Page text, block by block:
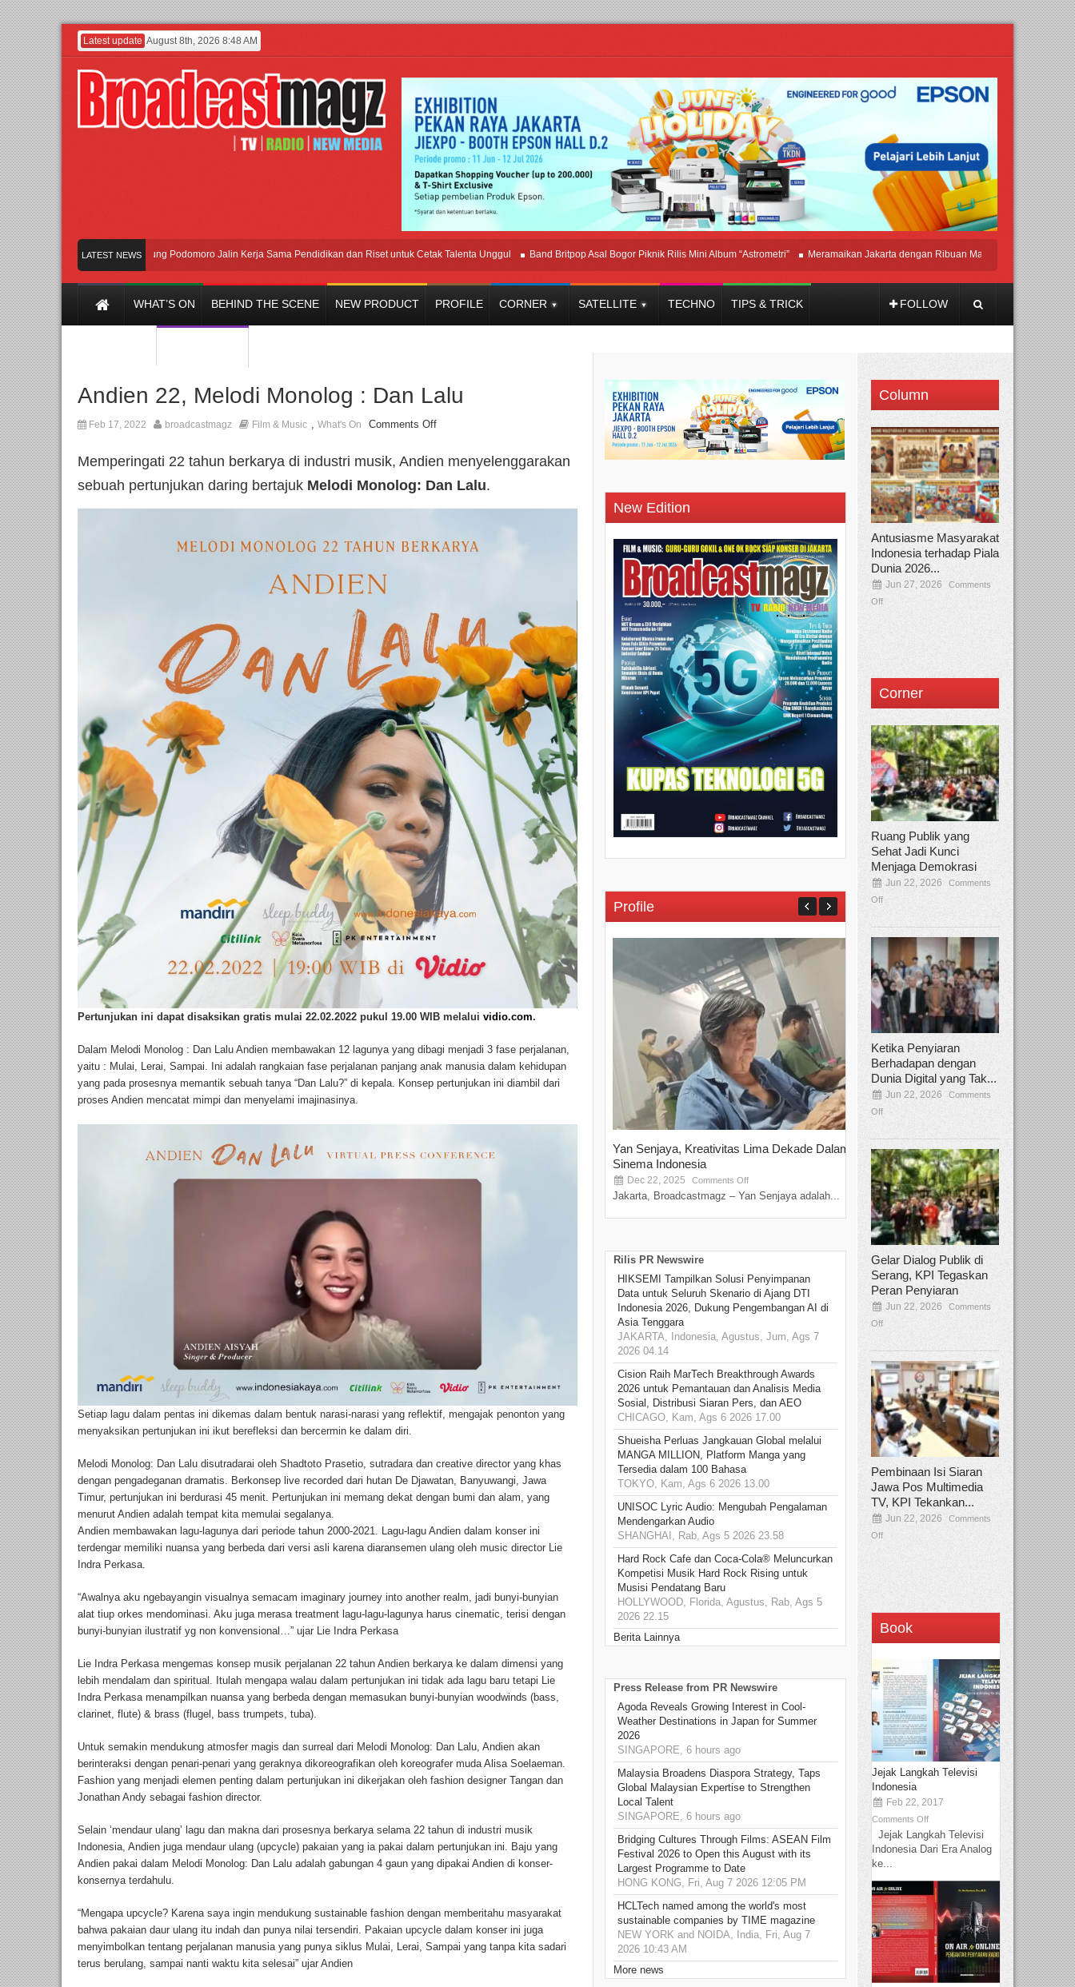
Latest update August 8th, 2026 8:48 AM
LATEST NEWS
UI dan Universitas Agung Podomoro Jalin Kerja Sama Pendidikan dan Riset untuk Cetak Talenta Unggul Band Britpop Asal Bogor Piknik Rilis Mini Album “Astrometri” Meramaikan Jakarta dengan Ribuan Mainan dan Produk Bayi dari
WHAT’S ON BEHIND THE SCENE NEW PRODUCT PROFILE CORNER SATELLITE TECHNO TIPS & TRICK FOLLOW
Andien 22, Melodi Monolog : Dan Lalu
Feb 17, 2022 broadcastmagz Film & Music , What's On Comments Off
Memperingati 22 tahun berkarya di industri musik, Andien menyelenggarakan
sebuah pertunjukan daring bertajuk Melodi Monolog: Dan Lalu.
Pertunjukan ini dapat disaksikan gratis mulai 22.02.2022 pukul 19.00 WIB melalui vidio.com.
Dalam Melodi Monolog : Dan Lalu Andien membawakan 12 lagunya yang dibagi menjadi 3 fase perjalanan,
yaitu : Mulai, Lerai, Sampai. Ini adalah rangkaian fase perjalanan panjang anak manusia dalam kehidupan
yang pada prosesnya memantik sebuah tanya “Dan Lalu?” di kepala. Konsep pertunjukan ini diambil dari
proses Andien mencatat mimpi dan menyelami imajinasinya.
Setiap lagu dalam pentas ini dikemas dalam bentuk narasi-narasi yang reflektif, mengajak penonton yang
menyaksikan pertunjukan ini ikut berefleksi dan bercermin ke dalam diri.
Melodi Monolog: Dan Lalu disutradarai oleh Shadtoto Prasetio, sutradara dan creative director yang khas
dengan pengadeganan dramatis. Berkonsep live recorded dari hutan De Djawatan, Banyuwangi, Jawa
Timur, pertunjukan ini berdurasi 45 menit. Pertunjukan ini memang dekat dengan bumi dan alam, yang
menurut Andien adalah tempat kita memulai segalanya.
Andien membawakan lagu-lagunya dari periode tahun 2000-2021. Lagu-lagu Andien dalam konser ini
terdengar memiliki nuansa yang berbeda dari versi asli karena diaransemen ulang oleh music director Lie
Indra Perkasa.
“Awalnya aku ngebayangin visualnya semacam imaginary journey into another realm, jadi bunyi-bunyian
alat tiup orkes mendominasi. Aku juga merasa treatment lagu-lagu-lagunya harus cinematic, terisi dengan
bunyi-bunyian ilustratif yg non konvensional…” ujar Lie Indra Perkasa
Lie Indra Perkasa mengemas konsep musik perjalanan 22 tahun Andien berkarya ke dalam dimensi yang
lebih mendalam dan spiritual. Itulah mengapa walau dalam pertunjukan ini tidak ada lagu baru tetapi Lie
Indra Perkasa menampilkan nuansa yang berbeda dengan memasukan bunyi-bunyian woodwinds (bass,
clarinet, flute) & brass (flugel, bass trumpets, tuba).
Untuk semakin mendukung atmosfer magis dan surreal dari Melodi Monolog: Dan Lalu, Andien akan
berinteraksi dengan penari-penari yang geraknya dikoreografikan oleh koreografer muda Alisa Soelaeman.
Fashion yang menjadi elemen penting dalam pertunjukan ini dikerjakan oleh fashion designer Tangan dan
Jonathan Andy sebagai fashion director.
Selain ‘mendaur ulang’ lagu dan makna dari prosesnya berkarya selama 22 tahun di industri musik
Indonesia, Andien juga mendaur ulang (upcycle) pakaian yang ia pakai dalam pertunjukan ini. Baju yang
Andien pakai dalam Melodi Monolog: Dan Lalu adalah gabungan 4 gaun yang dipakai Andien di konser-
konsernya terdahulu.
“Mengapa upcycle? Karena saya ingin mendukung sustainable fashion dengan memberitahu masyarakat
bahwa pakaian daur ulang itu indah dan punya nilai tersendiri. Pakaian upcycle dalam konser ini juga
menyimbolkan tentang perjalanan manusia yang punya siklus Mulai, Lerai, Sampai yang tanpa kita sadari
terus berulang, sampai nanti waktu kita selesai” ujar Andien
New Edition
Profile
Yan Senjaya, Kreativitas Lima Dekade Dalam
Sinema Indonesia
Dec 22, 2025 Comments Off
Jakarta, Broadcastmagz – Yan Senjaya adalah...
Tamee Irelly Menjadi Juri Open
Film Terbaru...
Sep 08, 2025 Comments Off
Bekasi, Broadcastmagz – Dalam upaya
talenta...
Rilis PR Newswire
HIKSEMI Tampilkan Solusi Penyimpanan
Data untuk Seluruh Skenario di Ajang DTI
Indonesia 2026, Dukung Pengembangan AI di
Asia Tenggara
JAKARTA, Indonesia, Agustus, Jum, Ags 7
2026 04.14
Cision Raih MarTech Breakthrough Awards
2026 untuk Pemantauan dan Analisis Media
Sosial, Distribusi Siaran Pers, dan AEO
CHICAGO, Kam, Ags 6 2026 17.00
Shueisha Perluas Jangkauan Global melalui
MANGA MILLION, Platform Manga yang
Tersedia dalam 100 Bahasa
TOKYO, Kam, Ags 6 2026 13.00
UNISOC Lyric Audio: Mengubah Pengalaman
Mendengarkan Audio
SHANGHAI, Rab, Ags 5 2026 23.58
Hard Rock Cafe dan Coca-Cola® Meluncurkan
Kompetisi Musik Hard Rock Rising untuk
Musisi Pendatang Baru
HOLLYWOOD, Florida, Agustus, Rab, Ags 5
2026 22.15
Berita Lainnya
Press Release from PR Newswire
Agoda Reveals Growing Interest in Cool-
Weather Destinations in Japan for Summer
2026
SINGAPORE, 6 hours ago
Malaysia Broadens Diaspora Strategy, Taps
Global Malaysian Expertise to Strengthen
Local Talent
SINGAPORE, 6 hours ago
Bridging Cultures Through Films: ASEAN Film
Festival 2026 to Open this August with its
Largest Programme to Date
HONG KONG, Fri, Aug 7 2026 12:05 PM
HCLTech named among the world's most
sustainable companies by TIME magazine
NEW YORK and NOIDA, India, Fri, Aug 7
2026 10:43 AM
More news
Column
Antusiasme Masyarakat
Indonesia terhadap Piala
Dunia 2026...
Jun 27, 2026
Comments
Off
Corner
Ruang Publik yang
Sehat Jadi Kunci
Menjaga Demokrasi
Jun 22, 2026
Comments
Off
Ketika Penyiaran
Berhadapan dengan
Dunia Digital yang Tak...
Jun 22, 2026
Comments
Off
Gelar Dialog Publik di
Serang, KPI Tegaskan
Peran Penyiaran
Jun 22, 2026
Comments
Off
Pembinaan Isi Siaran
Jawa Pos Multimedia
TV, KPI Tekankan...
Jun 22, 2026
Comments
Off
Book
Jejak Langkah Televisi
Indonesia
Feb 22, 2017
Comments Off
Jejak Langkah Televisi
Indonesia Dari Era Analog
ke...